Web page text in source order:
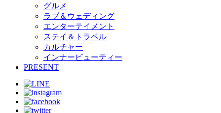
グルメ
ラブ＆ウェディング
エンターテイメント
ステイ＆トラベル
カルチャー
インナービューティー
PRESENT